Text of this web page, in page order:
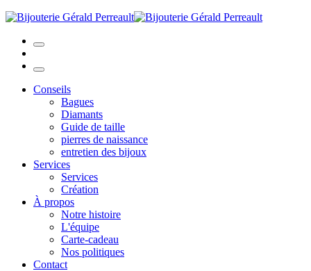
Conseils
Bagues
Diamants
Guide de taille
pierres de naissance
entretien des bijoux
Services
Services
Création
À propos
Notre histoire
L'équipe
Carte-cadeau
Nos politiques
Contact